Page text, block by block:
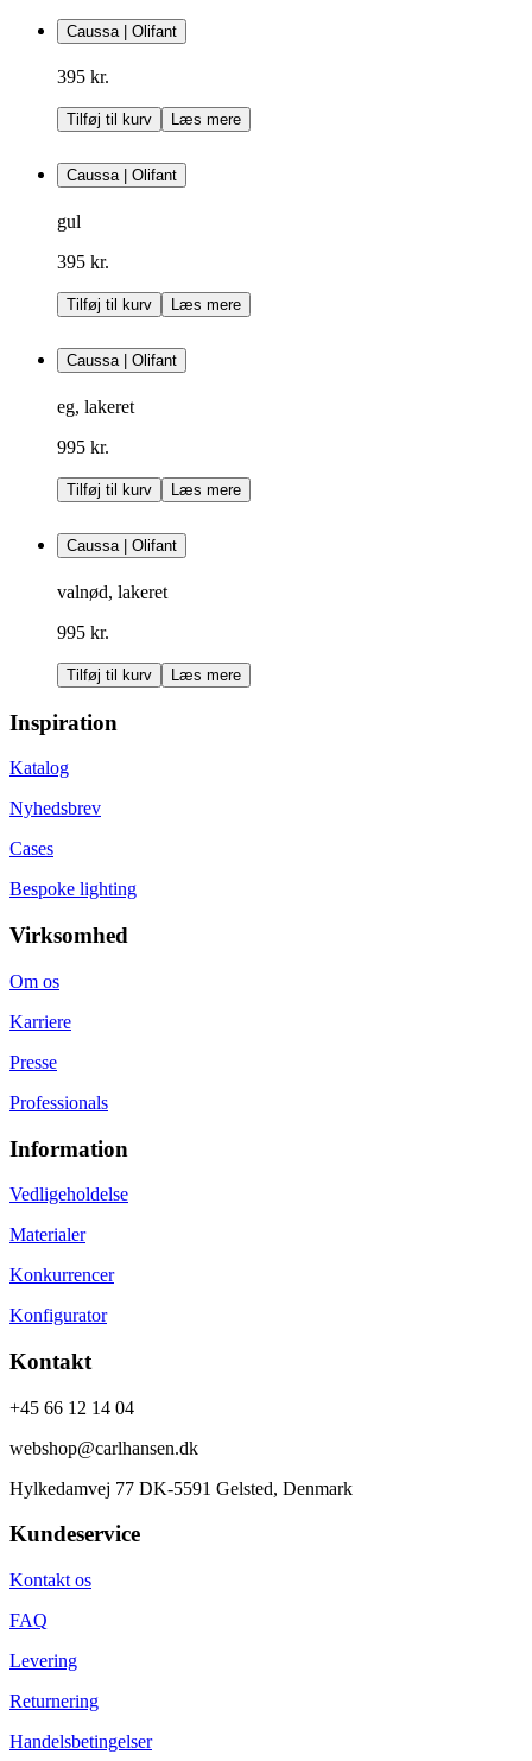
Caussa | Olifant
395 kr.
Tilføj til kurv Læs mere
Caussa | Olifant
gul
395 kr.
Tilføj til kurv Læs mere
Caussa | Olifant
eg, lakeret
995 kr.
Tilføj til kurv Læs mere
Caussa | Olifant
valnød, lakeret
995 kr.
Tilføj til kurv Læs mere
Inspiration
Katalog
Nyhedsbrev
Cases
Bespoke lighting
Virksomhed
Om os
Karriere
Presse
Professionals
Information
Vedligeholdelse
Materialer
Konkurrencer
Konfigurator
Kontakt
+45 66 12 14 04
webshop@carlhansen.dk
Hylkedamvej 77 DK-5591 Gelsted, Denmark
Kundeservice
Kontakt os
FAQ
Levering
Returnering
Handelsbetingelser